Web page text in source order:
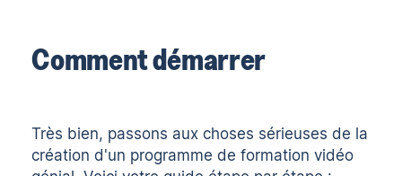
Comment démarrer
Très bien, passons aux choses sérieuses de la
création d'un programme de formation vidéo